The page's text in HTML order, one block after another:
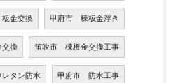
金交換 甲府市 棟板金浮き
換 笛吹市 棟板金交換工事
タン防水 甲府市 防水工事